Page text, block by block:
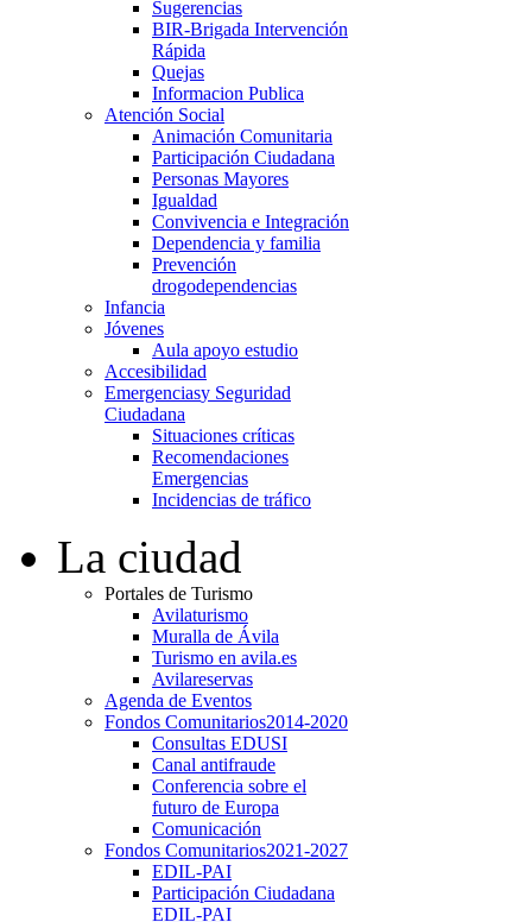
Sugerencias
BIR-Brigada Intervención
Rápida
Quejas
Informacion Publica
Atención Social
Animación Comunitaria
Participación Ciudadana
Personas Mayores
Igualdad
Convivencia e Integración
Dependencia y familia
Prevención
drogodependencias
Infancia
Jóvenes
Aula apoyo estudio
Accesibilidad
Emergenciasy Seguridad
Ciudadana
Situaciones críticas
Recomendaciones
Emergencias
Incidencias de tráfico
La ciudad
Portales de Turismo
Avilaturismo
Muralla de Ávila
Turismo en avila.es
Avilareservas
Agenda de Eventos
Fondos Comunitarios2014-2020
Consultas EDUSI
Canal antifraude
Conferencia sobre el
futuro de Europa
Comunicación
Fondos Comunitarios2021-2027
EDIL-PAI
Participación Ciudadana
EDIL-PAI